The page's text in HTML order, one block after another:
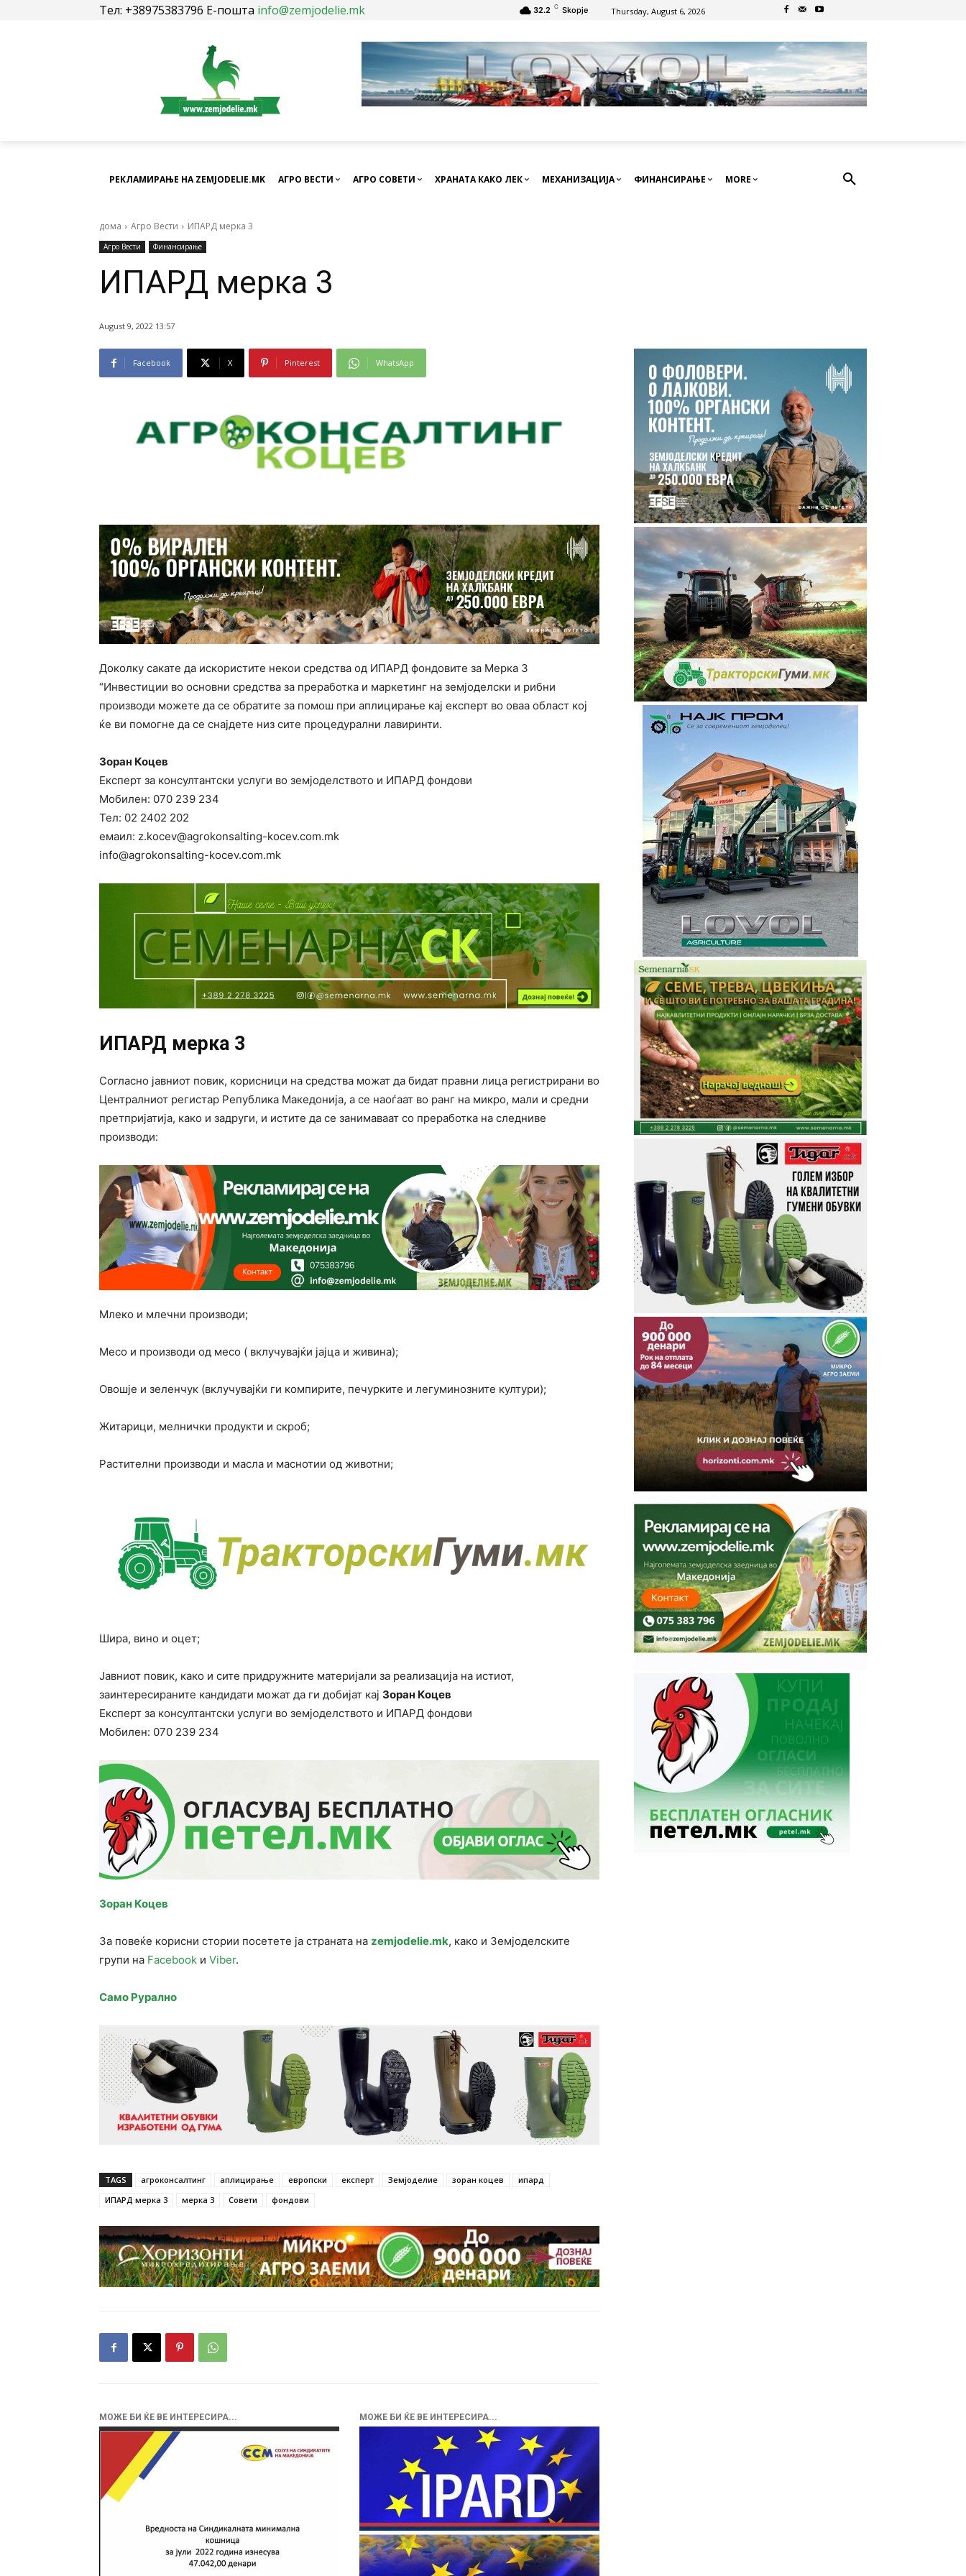
Тел: +38975383796 Е-пошта info@zemjodelie.mk 32.2 C Skopje Thursday, August 6, 2026
РЕКЛАМИРАЊЕ НА ZEMJODELIE.MK АГРО ВЕСТИ АГРО СОВЕТИ ХРАНАТА КАКО ЛЕК МЕХАНИЗАЦИЈА ФИНАНСИРАЊЕ MORE
дома Агро Вести ИПАРД мерка 3
Агро Вести Финансирање
ИПАРД мерка 3
August 9, 2022 13:57
Facebook X Pinterest WhatsApp
Доколку сакате да искористите некои средства од ИПАРД фондовите за Мерка 3
“Инвестиции во основни средства за преработка и маркетинг на земјоделски и рибни
производи можете да се обратите за помош при аплицирање кај експерт во оваа област кој
ќе ви помогне да се снајдете низ сите процедурални лавиринти.
Зоран Коцев
Експерт за консултантски услуги во земјоделството и ИПАРД фондови
Мобилен: 070 239 234
Тел: 02 2402 202
емаил: z.kocev@agrokonsalting-kocev.com.mk
info@agrokonsalting-kocev.com.mk
ИПАРД мерка 3
Согласно јавниот повик, корисници на средства можат да бидат правни лица регистрирани во
Централниот регистар Република Македонија, а се наоѓаат во ранг на микро, мали и средни
претпријатија, како и задруги, и истите да се занимаваат со преработка на следниве
производи:
Млеко и млечни производи;
Месо и производи од месо ( вклучувајќи јајца и живина);
Овошје и зеленчук (вклучувајќи ги компирите, печурките и легуминозните култури);
Житарици, мелнички продукти и скроб;
Растителни производи и масла и маснотии од животни;
Шира, вино и оцет;
Јавниот повик, како и сите придружните материјали за реализација на истиот,
заинтересираните кандидати можат да ги добијат кај Зоран Коцев
Експерт за консултантски услуги во земјоделството и ИПАРД фондови
Мобилен: 070 239 234
Зоран Коцев
За повеќе корисни стории посетете ја страната на zemjodelie.mk, како и Земјоделските
групи на Facebook и Viber.
Само Рурално
TAGS агроконсалтинг аплицирање европски експерт Земјоделие зоран коцев
ипард
ИПАРД мерка 3
мерка 3 Совети фондови
МОЖЕ БИ ЌЕ ВЕ ИНТЕРЕСИРА... МОЖЕ БИ ЌЕ ВЕ ИНТЕРЕСИРА...